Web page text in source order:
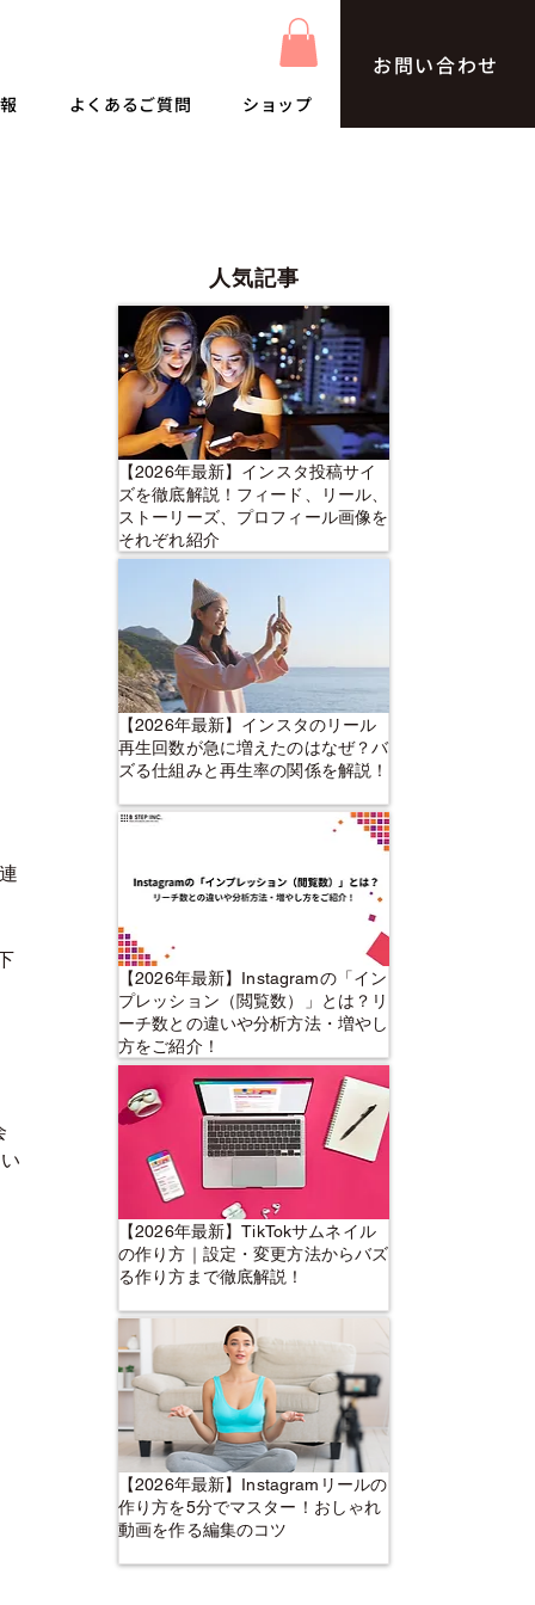
よくあるご質問 ショップ
お問い合わせ
人気記事
【2026年最新】インスタ投稿サイ
ズを徹底解説！フィード、リール、
ストーリーズ、プロフィール画像を
それぞれ紹介
【2026年最新】インスタのリール
再生回数が急に増えたのはなぜ？バ
ズる仕組みと再生率の関係を解説！
【2026年最新】Instagramの「イン
プレッション（閲覧数）」とは？リ
ーチ数との違いや分析方法・増やし
方をご紹介！
【2026年最新】TikTokサムネイル
の作り方｜設定・変更方法からバズ
る作り方まで徹底解説！
【2026年最新】Instagramリールの
作り方を5分でマスター！おしゃれ
動画を作る編集のコツ